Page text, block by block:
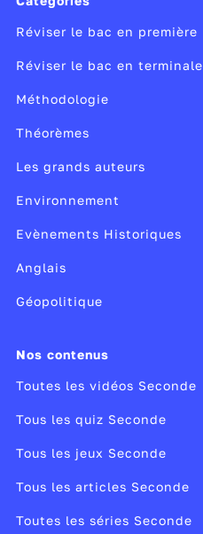
Réviser le bac en première
Réviser le bac en terminale
Méthodologie
Théorèmes
Les grands auteurs
Environnement
Evènements Historiques
Anglais
Géopolitique
Nos contenus
Toutes les vidéos Seconde
Tous les quiz Seconde
Tous les jeux Seconde
Tous les articles Seconde
Toutes les séries Seconde